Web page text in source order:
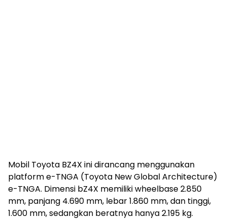
Mobil Toyota BZ4X ini dirancang menggunakan
platform e-TNGA (Toyota New Global Architecture)
e-TNGA. Dimensi bZ4X memiliki wheelbase 2.850
mm, panjang 4.690 mm, lebar 1.860 mm, dan tinggi,
1.600 mm, sedangkan beratnya hanya 2.195 kg.